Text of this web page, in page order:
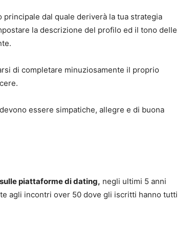
dal quale deriverà la tua strategia
la descrizione del profilo ed il tono delle
di completare minuziosamente il proprio
essere simpatiche, allegre e di buona
piattaforme di dating, negli ultimi 5 anni
agli incontri over 50 dove gli iscritti hanno tutti